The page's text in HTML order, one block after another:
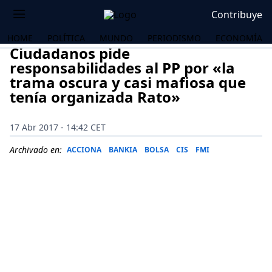
Contribuye
HOME POLÍTICA MUNDO PERIODISMO ECONOMÍA
Ciudadanos pide
responsabilidades al PP por «la
trama oscura y casi mafiosa que
tenía organizada Rato»
17 Abr 2017 - 14:42 CET
Archivado en: ACCIONA BANKIA BOLSA CIS FMI